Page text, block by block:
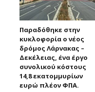
Παραδόθηκε στην
κυκλοφορία ο νέος
δρόμος Λάρνακας –
Δεκέλειας, ένα έργο
συνολικού κόστους
14,8 εκατομμυρίων
ευρώ πλέον ΦΠΑ.